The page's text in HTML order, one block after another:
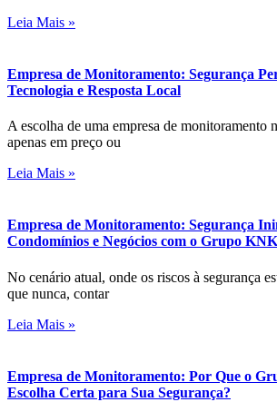
Leia Mais »
Empresa de Monitoramento: Segurança
Tecnologia e Resposta Local
A escolha de uma empresa de monitoramento
apenas em preço ou
Leia Mais »
Empresa de Monitoramento: Segurança
Condomínios e Negócios com o Grupo KNK
No cenário atual, onde os riscos à segurança
que nunca, contar
Leia Mais »
Empresa de Monitoramento: Por Que o
Escolha Certa para Sua Segurança?